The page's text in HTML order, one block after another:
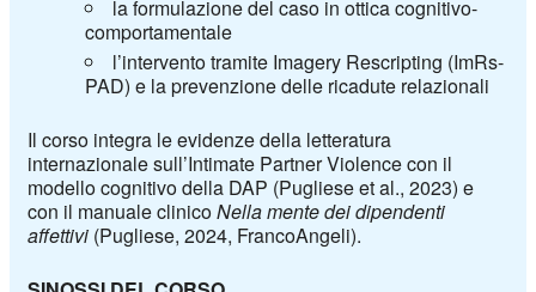
la formulazione del caso in ottica cognitivo-
comportamentale
l’intervento tramite Imagery Rescripting (ImRs-
PAD) e la prevenzione delle ricadute relazionali
Il corso integra le evidenze della letteratura
internazionale sull’Intimate Partner Violence con il
modello cognitivo della DAP (Pugliese et al., 2023) e
con il manuale clinicoNella mente dei dipendenti
affettivi (Pugliese, 2024, FrancoAngeli).